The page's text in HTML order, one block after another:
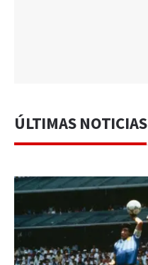
ÚLTIMAS NOTICIAS